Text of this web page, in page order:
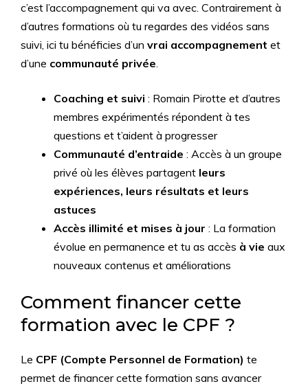
c’est l’accompagnement qui va avec. Contrairement à
d’autres formations où tu regardes des vidéos sans
suivi, ici tu bénéficies d’un vrai accompagnement et
d’une communauté privée.
Coaching et suivi : Romain Pirotte et d’autres
membres expérimentés répondent à tes
questions et t’aident à progresser
Communauté d’entraide : Accès à un groupe
privé où les élèves partagent leurs
expériences, leurs résultats et leurs
astuces
Accès illimité et mises à jour : La formation
évolue en permanence et tu as accès à vie aux
nouveaux contenus et améliorations
Comment financer cette
formation avec le CPF ?
Le CPF (Compte Personnel de Formation) te
permet de financer cette formation sans avancer